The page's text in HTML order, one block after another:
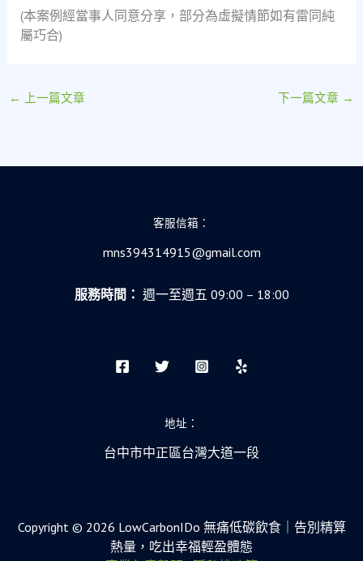
(本案例經當事人同意分享，部分為虛擬情節如有雷同純
屬巧合)
← 上一篇文章 下一篇文章 →
客服信箱：
mns394314915@gmail.com
服務時間： 週一至週五 09:00 – 18:00
地址：
台中市中正區台灣大道一段
Copyright © 2026 LowCarbonIDo 無痛低碳飲食｜告別精算
熱量，吃出幸福輕盈體態